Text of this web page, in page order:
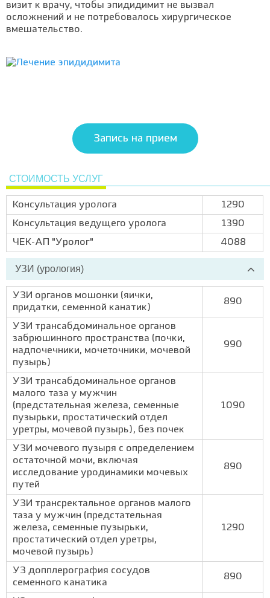
визит к врачу, чтобы эпидидимит не вызвал
осложнений и не потребовалось хирургическое
вмешательство.
Запись на прием
СТОИМОСТЬ УСЛУГ
Консультация уролога
1290
Консультация ведущего уролога
1390
ЧЕК-АП "Уролог"
4088
УЗИ (урология)
УЗИ органов мошонки (яички,
придатки, семенной канатик)
890
УЗИ трансабдоминальное органов
забрюшинного пространства (почки,
надпочечники, мочеточники, мочевой
пузырь)
990
УЗИ трансабдоминальное органов
малого таза у мужчин
(предстательная железа, семенные
пузырьки, простатический отдел
уретры, мочевой пузырь), без почек
1090
УЗИ мочевого пузыря с определением
остаточной мочи, включая
исследование уродинамики мочевых
путей
890
УЗИ трансректальное органов малого
таза у мужчин (предстательная
железа, семенные пузырьки,
простатический отдел уретры,
мочевой пузырь)
1290
УЗ допплерография сосудов
семенного канатика
890